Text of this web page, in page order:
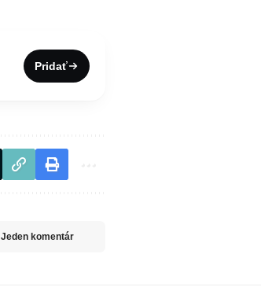
Pridať
Jeden komentár